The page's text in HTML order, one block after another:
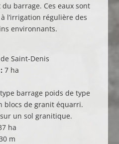
barrage. Ces eaux sont
l’irrigation régulière des
environnants.
Saint-Denis
7 ha
barrage poids de type
blocs de granit équarri.
un sol granitique.
ha
m